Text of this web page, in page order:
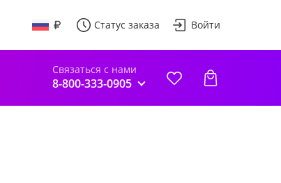
Статус заказа Войти
Связаться с нами
8-800-333-0905